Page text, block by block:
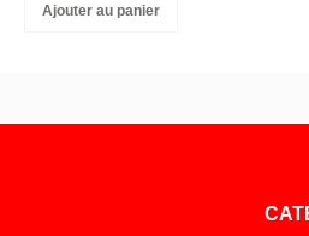
Ajouter au panier